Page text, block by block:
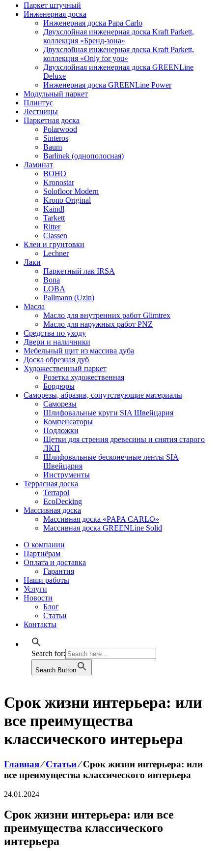
Паркет штучный
Инженерная доска
Инженерная доска Papa Carlo
Двухслойная инженерная доска Kraft Parkett,
коллекция «Бренд-зона»
Двухслойная инженерная доска Kraft Parkett,
коллекция «Only for you»
Двухслойная инженерная доска GREENLine
Deluxe
Инженерная доска GREENLine Power
Модульный паркет
Плинтус
Лестницы
Паркетная доска
Polarwood
Sinteros
Baum
Barlinek (однополосная)
Ламинат
BOHO
Kronostar
Solofloor Modern
Krono Original
Kaindl
Tarkett
Ritter
Classen
Клеи и грунтовки
Lechner
Лаки
Паркетный лак IRSA
Bona
LOBA
Pallmann (Uzin)
Масла
Масло для внутренних работ Glimtrex
Масло для наружных работ PNZ
Средства по уходу
Двери и наличники
Мебельный щит из массива дуба
Доска обрезная дуб
Художественный паркет
Розетка художественная
Бордюры
Саморезы, абразив, сопутствующие материалы
Саморезы
Шлифовальные круги SIA Швейцария
Компенсаторы
Подложки
Щетки для стрения древесины и снятия старого
ЛКП
Шлифовальные бесконечные ленты SIA
Швейцария
Инструменты
Террасная доска
Terrapol
EcoDecking
Массивная доска
Массивная доска «PAPA CARLO»
Массивная доска GREENLine Solid
О компании
Партнёрам
Оплата и доставка
Гарантия
Наши работы
Услуги
Новости
Блог
Статьи
Контакты
Search for:
Search Button
Срок жизни интерьера: или
все преимущества
классического интерьера
Главная⁄Статьи⁄Срок жизни интерьера: или
все преимущества классического интерьера
24.01.2024
Срок жизни интерьера: или все
преимущества классического
интерьера